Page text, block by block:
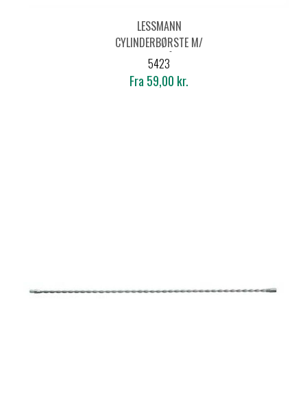
LESSMANN
CYLINDERBØRSTE M/
ØJE STÅL
5423
Fra 59,00 kr.